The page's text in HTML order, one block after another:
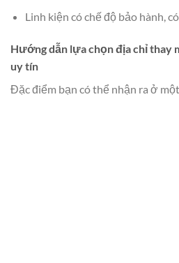
Linh kiện có chế độ bảo hành,
Hướng dẫn lựa chọn địa chỉ thay
uy tín
Đặc điểm bạn có thể nhận ra ở